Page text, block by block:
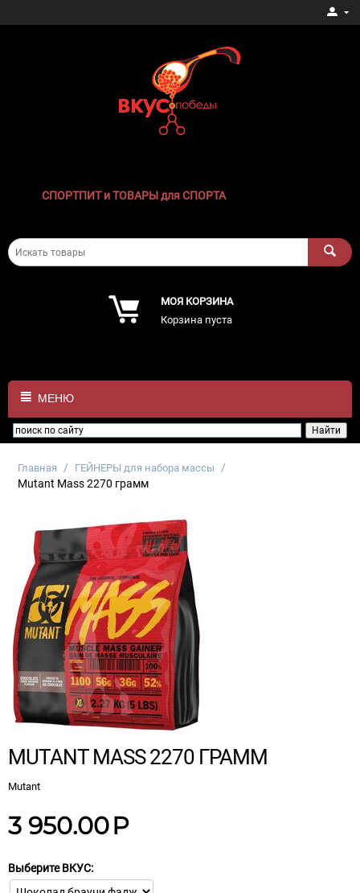
СПОРТПИТ и ТОВАРЫ для СПОРТА
МОЯ КОРЗИНА
Корзина пуста
МЕНЮ
Главная / ГЕЙНЕРЫ для набора массы
/
Mutant Mass 2270 грамм
MUTANT MASS 2270 ГРАММ
Mutant
3 950.00Р
Выберите ВКУС: